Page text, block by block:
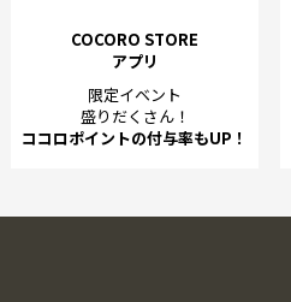
COCORO STORE
アプリ
限定イベント
盛りだくさん！
ココロポイントの付与率もUP！